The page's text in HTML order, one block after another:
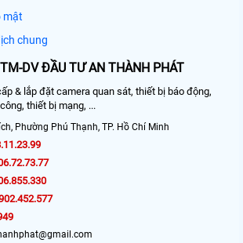
mật
chung
DV ĐẦU TƯ AN THÀNH PHÁT
& lắp đặt camera quan sát, thiết bị báo động,
thiết bị mạng, ...
Phường Phú Thạnh, TP. Hồ Chí Minh